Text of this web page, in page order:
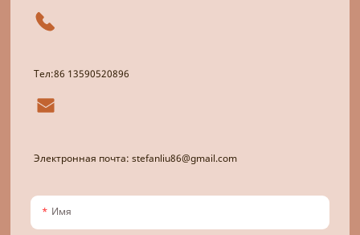
Тел:86 13590520896
Электронная почта: stefanliu86@gmail.com
Имя